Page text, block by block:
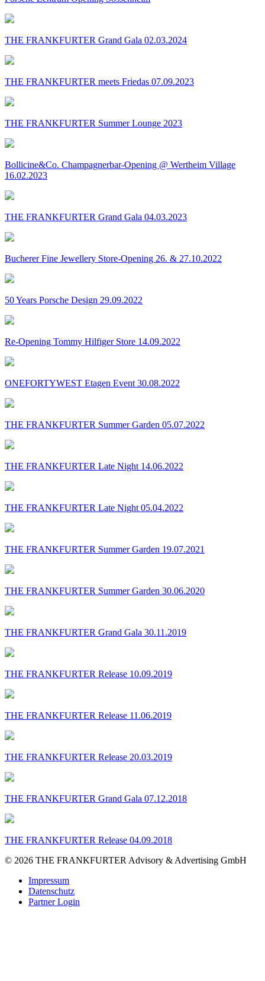
THE FRANKFURTER Grand Gala 02.03.2024
THE FRANKFURTER meets Friedas 07.09.2023
THE FRANKFURTER Summer Lounge 2023
Bollicine&Co. Champagnerbar-Opening @ Wertheim Village
16.02.2023
THE FRANKFURTER Grand Gala 04.03.2023
Bucherer Fine Jewellery Store-Opening 26. & 27.10.2022
50 Years Porsche Design 29.09.2022
Re-Opening Tommy Hilfiger Store 14.09.2022
ONEFORTYWEST Etagen Event 30.08.2022
THE FRANKFURTER Summer Garden 05.07.2022
THE FRANKFURTER Late Night 14.06.2022
THE FRANKFURTER Late Night 05.04.2022
THE FRANKFURTER Summer Garden 19.07.2021
THE FRANKFURTER Summer Garden 30.06.2020
THE FRANKFURTER Grand Gala 30.11.2019
THE FRANKFURTER Release 10.09.2019
THE FRANKFURTER Release 11.06.2019
THE FRANKFURTER Release 20.03.2019
THE FRANKFURTER Grand Gala 07.12.2018
THE FRANKFURTER Release 04.09.2018
© 2026 THE FRANKFURTER Advisory & Advertising GmbH
Impressum
Datenschutz
Partner Login